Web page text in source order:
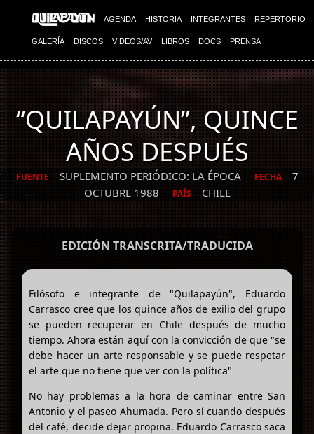
AGENDA HISTORIA INTEGRANTES REPERTORIO
GALERÍA DISCOS VIDEOS/AV LIBROS DOCS PRENSA
“QUILAPAYÚN”, QUINCE
AÑOS DESPUÉS
FUENTE SUPLEMENTO PERIÓDICO: LA ÉPOCA FECHA
7
OCTUBRE 1988
PAÍS CHILE
EDICIÓN TRANSCRITA/TRADUCIDA
Filósofo e integrante de "Quilapayún", Eduardo
Carrasco cree que los quince años de exilio del grupo
se pueden recuperar en Chile después de mucho
tiempo. Ahora están aquí con la convicción de que "se
debe hacer un arte responsable y se puede respetar
el arte que no tiene que ver con la política"
No hay problemas a la hora de caminar entre San
Antonio y el paseo Ahumada. Pero sí cuando después
del café, decide dejar propina. Eduardo Carrasco saca